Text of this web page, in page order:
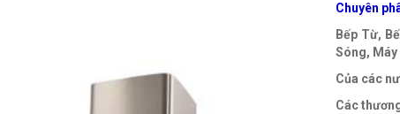
Chuyên
Bếp Từ,
Sóng, Máy
Của các
Các